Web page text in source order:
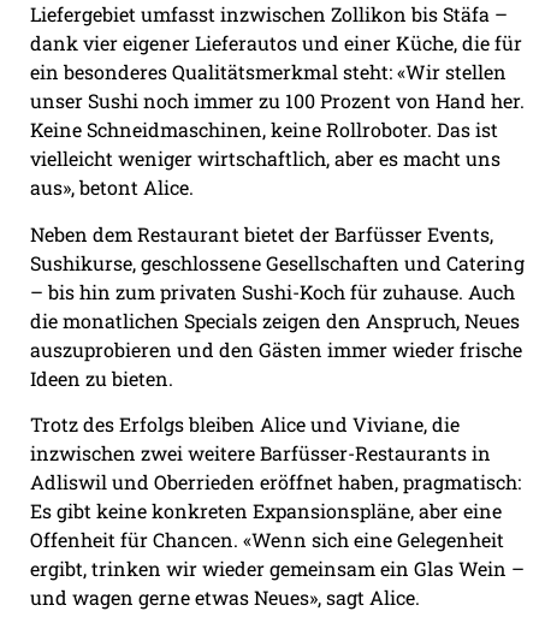
Liefergebiet umfasst inzwischen Zollikon bis Stäfa –
dank vier eigener Lieferautos und einer Küche, die für
ein besonderes Qualitätsmerkmal steht: «Wir stellen
unser Sushi noch immer zu 100 Prozent von Hand her.
Keine Schneidmaschinen, keine Rollroboter. Das ist
vielleicht weniger wirtschaftlich, aber es macht uns
aus», betont Alice.
Neben dem Restaurant bietet der Barfüsser Events,
Sushikurse, geschlossene Gesellschaften und Catering
– bis hin zum privaten Sushi-Koch für zuhause. Auch
die monatlichen Specials zeigen den Anspruch, Neues
auszuprobieren und den Gästen immer wieder frische
Ideen zu bieten.
Trotz des Erfolgs bleiben Alice und Viviane, die
inzwischen zwei weitere Barfüsser-Restaurants in
Adliswil und Oberrieden eröffnet haben, pragmatisch:
Es gibt keine konkreten Expansionspläne, aber eine
Offenheit für Chancen. «Wenn sich eine Gelegenheit
ergibt, trinken wir wieder gemeinsam ein Glas Wein –
und wagen gerne etwas Neues», sagt Alice.